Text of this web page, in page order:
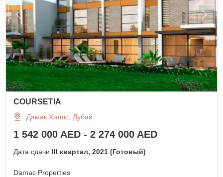
COURSETIA
Дамак Хиллс, Дубай
1 542 000 AED - 2 274 000 AED
Дата сдачи III квартал, 2021 (Готовый)
Damac Properties